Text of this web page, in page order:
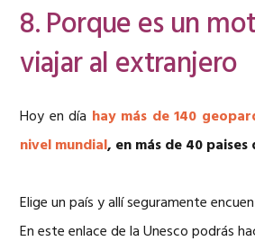
8. Porque es un
viajar al extranjero
Hoy en día hay más de 140
nivel mundial, en más de 40
Elige un país y allí seguramente
En este enlace de la Unesco podrás